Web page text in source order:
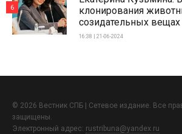
клонирования
созидательных вещах
16:38 | 21-06-2024
6
© 2026 Вестник СПБ | Сетевое издание. Все
защищены.
Электронный адрес: rustribuna@yandex.ru